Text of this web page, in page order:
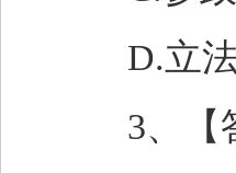
D.立法
3、【